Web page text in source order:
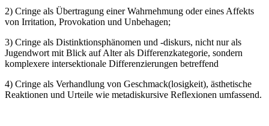
2) Cringe als Übertragung einer Wahrnehmung oder eines Affekts
von Irritation, Provokation und Unbehagen;
3) Cringe als Distinktionsphänomen und -diskurs, nicht nur als
Jugendwort mit Blick auf Alter als Differenzkategorie, sondern
komplexere intersektionale Differenzierungen betreffend
4) Cringe als Verhandlung von Geschmack(losigkeit), ästhetische
Reaktionen und Urteile wie metadiskursive Reflexionen umfassend.